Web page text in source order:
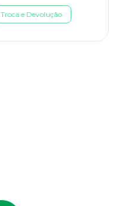
Troca e Devolução